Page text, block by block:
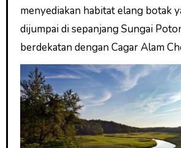
menyediakan habitat elang botak
dijumpai di sepanjang Sungai
berdekatan dengan Cagar Alam